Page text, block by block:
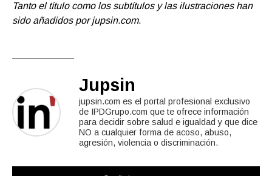
Tanto el título como los subtítulos y las ilustraciones han
sido añadidos por jupsin.com.
Jupsin
jupsin.com es el portal profesional exclusivo
de IPDGrupo.com que te ofrece información
para decidir sobre salud e igualdad y que dice
NO a cualquier forma de acoso, abuso,
agresión, violencia o discriminación.